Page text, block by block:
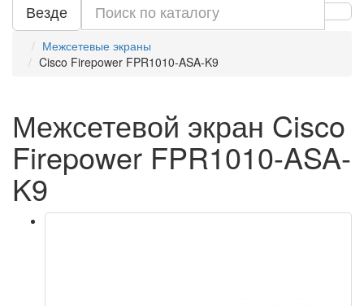
Везде
Межсетевые экраны
Cisco Firepower FPR1010-ASA-K9
Межсетевой экран Cisco
Firepower FPR1010-ASA-
K9